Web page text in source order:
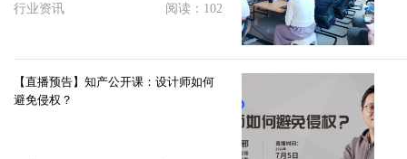
行业资讯 阅读：102
【直播预告】知产公开课：设计师如何
避免侵权？